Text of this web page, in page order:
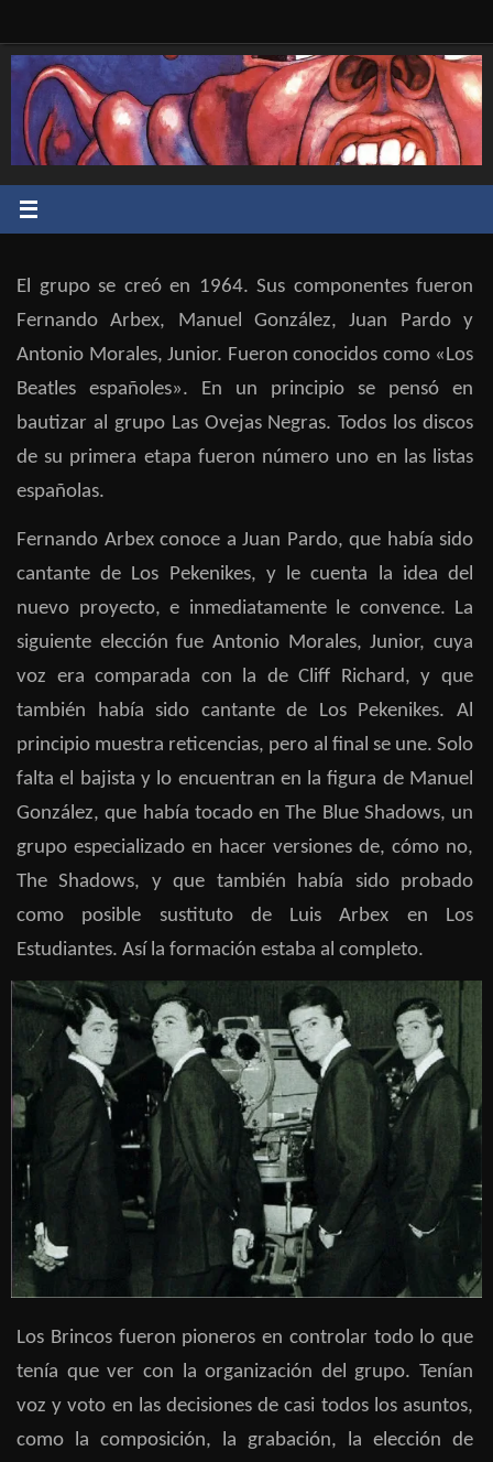
contenido
El grupo se creó en 1964. Sus componentes fueron
Fernando Arbex, Manuel González, Juan Pardo y
Antonio Morales, Junior. Fueron conocidos como «Los
Beatles españoles». En un principio se pensó en
bautizar al grupo Las Ovejas Negras. Todos los discos
de su primera etapa fueron número uno en las listas
españolas.
Fernando Arbex conoce a Juan Pardo, que había sido
cantante de Los Pekenikes, y le cuenta la idea del
nuevo proyecto, e inmediatamente le convence. La
siguiente elección fue Antonio Morales, Junior, cuya
voz era comparada con la de Cliff Richard, y que
también había sido cantante de Los Pekenikes. Al
principio muestra reticencias, pero al final se une. Solo
falta el bajista y lo encuentran en la figura de Manuel
González, que había tocado en The Blue Shadows, un
grupo especializado en hacer versiones de, cómo no,
The Shadows, y que también había sido probado
como posible sustituto de Luis Arbex en Los
Estudiantes. Así la formación estaba al completo.
Los Brincos fueron pioneros en controlar todo lo que
tenía que ver con la organización del grupo. Tenían
voz y voto en las decisiones de casi todos los asuntos,
como la composición, la grabación, la elección de